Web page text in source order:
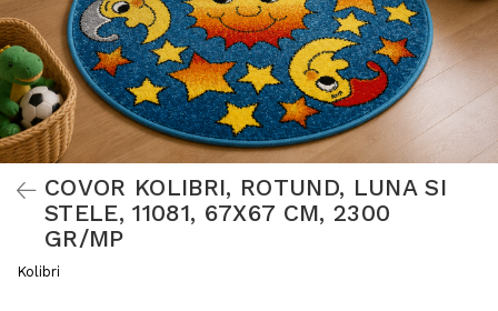
COVOR KOLIBRI, ROTUND, LUNA SI
STELE, 11081, 67X67 CM, 2300
GR/MP
Kolibri